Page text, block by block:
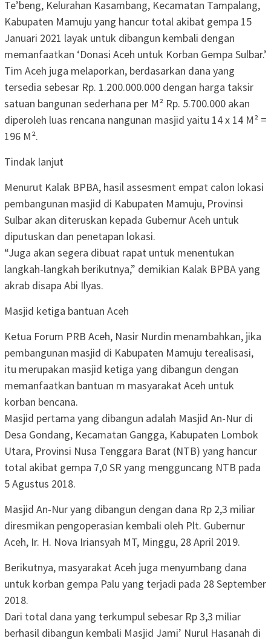
Te’beng, Kelurahan Kasambang, Kecamatan Tampalang,
Kabupaten Mamuju yang hancur total akibat gempa 15
Januari 2021 layak untuk dibangun kembali dengan
memanfaatkan ‘Donasi Aceh untuk Korban Gempa Sulbar.’
Tim Aceh juga melaporkan, berdasarkan dana yang
tersedia sebesar Rp. 1.200.000.000 dengan harga taksir
satuan bangunan sederhana per M² Rp. 5.700.000 akan
diperoleh luas rencana nangunan masjid yaitu 14 x 14 M² =
196 M².
Tindak lanjut
Menurut Kalak BPBA, hasil assesment empat calon lokasi
pembangunan masjid di Kabupaten Mamuju, Provinsi
Sulbar akan diteruskan kepada Gubernur Aceh untuk
diputuskan dan penetapan lokasi.
“Juga akan segera dibuat rapat untuk menentukan
langkah-langkah berikutnya,” demikian Kalak BPBA yang
akrab disapa Abi Ilyas.
Masjid ketiga bantuan Aceh
Ketua Forum PRB Aceh, Nasir Nurdin menambahkan, jika
pembangunan masjid di Kabupaten Mamuju terealisasi,
itu merupakan masjid ketiga yang dibangun dengan
memanfaatkan bantuan m masyarakat Aceh untuk
korban bencana.
Masjid pertama yang dibangun adalah Masjid An-Nur di
Desa Gondang, Kecamatan Gangga, Kabupaten Lombok
Utara, Provinsi Nusa Tenggara Barat (NTB) yang hancur
total akibat gempa 7,0 SR yang mengguncang NTB pada
5 Agustus 2018.
Masjid An-Nur yang dibangun dengan dana Rp 2,3 miliar
diresmikan pengoperasian kembali oleh Plt. Gubernur
Aceh, Ir. H. Nova Iriansyah MT, Minggu, 28 April 2019.
Berikutnya, masyarakat Aceh juga menyumbang dana
untuk korban gempa Palu yang terjadi pada 28 September
2018.
Dari total dana yang terkumpul sebesar Rp 3,3 miliar
berhasil dibangun kembali Masjid Jami’ Nurul Hasanah di